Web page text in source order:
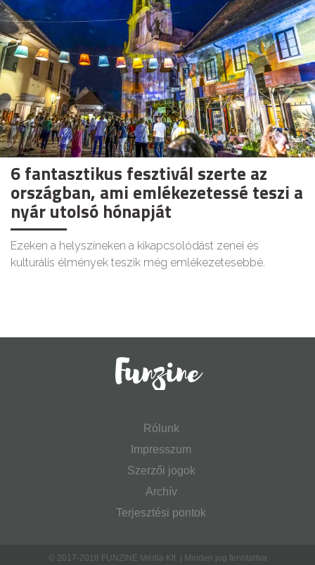
6 fantasztikus fesztivál szerte az
országban, ami emlékezetessé teszi a
nyár utolsó hónapját
Ezeken a helyszíneken a kikapcsolódást zenei és
kulturális élmények teszik még emlékezetesebbé.
Rólunk
Impresszum
Szerzői jogok
Archív
Terjesztési pontok
© 2017-2018 FUNZINE Média Kft. | Minden jog fenntartva